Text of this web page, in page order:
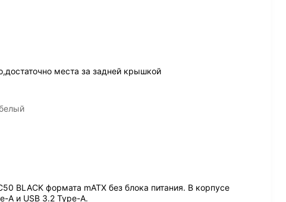
места за задней крышкой
BLACK формата mATX без блока питания. В корпусе
A и USB 3.2 Type-A.